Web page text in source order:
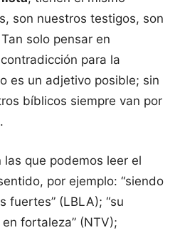
son nuestros testigos, son
solo pensar en
para la
es un adjetivo posible; sin
bíblicos siempre van por
que podemos leer el
por ejemplo: “siendo
fuertes” (LBLA); “su
fortaleza” (NTV);